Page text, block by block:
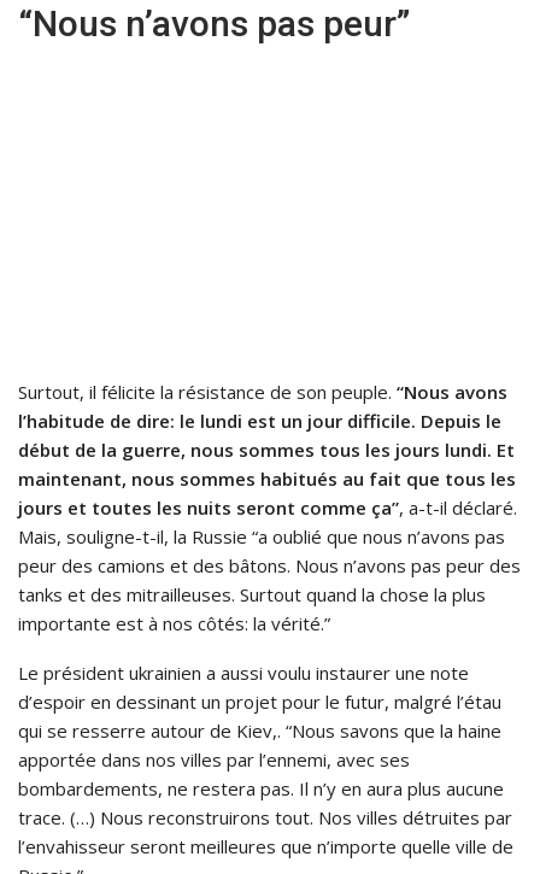
“Nous n’avons pas peur”
Surtout, il félicite la résistance de son peuple. “Nous avons
l’habitude de dire: le lundi est un jour difficile. Depuis le
début de la guerre, nous sommes tous les jours lundi. Et
maintenant, nous sommes habitués au fait que tous les
jours et toutes les nuits seront comme ça”, a-t-il déclaré.
Mais, souligne-t-il, la Russie “a oublié que nous n’avons pas
peur des camions et des bâtons. Nous n’avons pas peur des
tanks et des mitrailleuses. Surtout quand la chose la plus
importante est à nos côtés: la vérité.”
Le président ukrainien a aussi voulu instaurer une note
d’espoir en dessinant un projet pour le futur, malgré l’étau
qui se resserre autour de Kiev,. “Nous savons que la haine
apportée dans nos villes par l’ennemi, avec ses
bombardements, ne restera pas. Il n’y en aura plus aucune
trace. (…) Nous reconstruirons tout. Nos villes détruites par
l’envahisseur seront meilleures que n’importe quelle ville de